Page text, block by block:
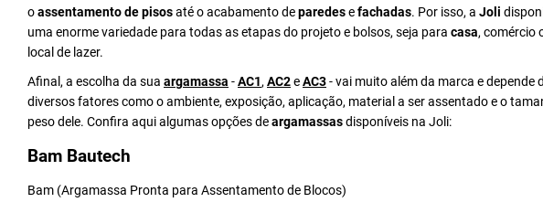
oassentamento de pisosaté o acabamento deparedesefachadas. Por isso, a Joli
uma enorme variedade para todas as etapas do projeto e bolsos, seja para casa, comércio
local de lazer.
Afinal, a escolha da sua argamassa -AC1, AC2eAC3- vai muito além da marca e depende
diversos fatores como o ambiente, exposição, aplicação, material a ser assentado e o
peso dele. Confira aqui algumas opções deargamassasdisponíveis na Joli:
Bam Bautech
Bam (Argamassa Pronta para Assentamento de Blocos)